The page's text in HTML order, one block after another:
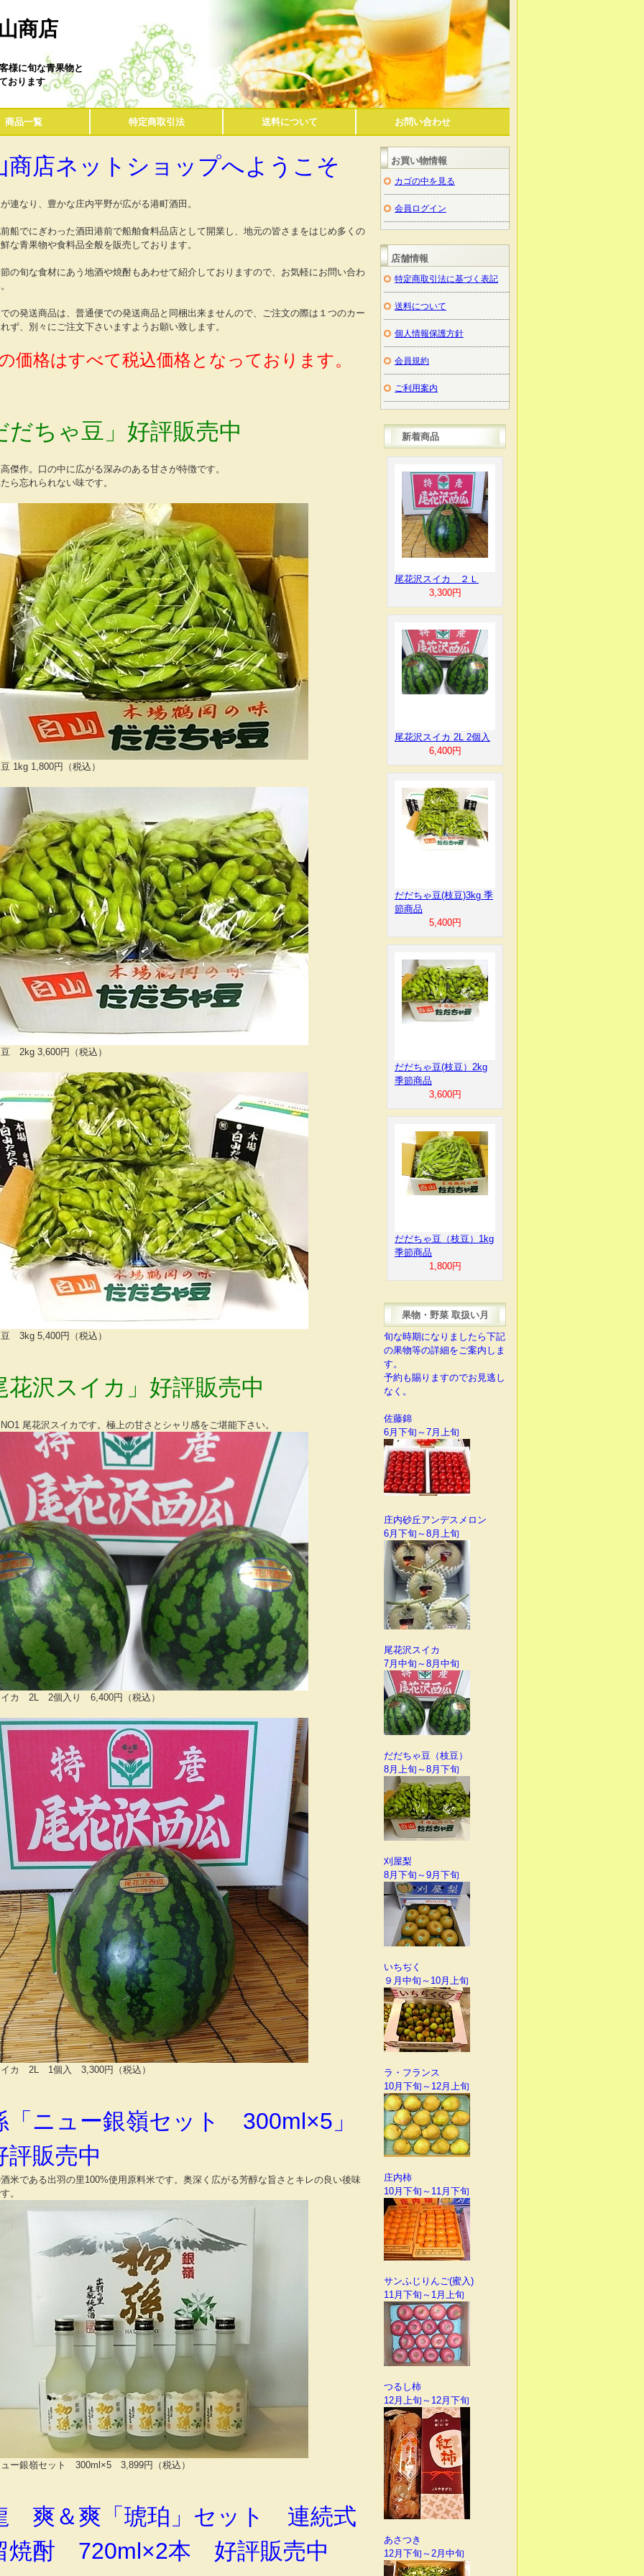
商店
様に旬な青果物と
おります
商品一覧 特定商取引法 送料について お問い合わせ
商店ネットショップへようこそ
連なり、豊かな庄内平野が広がる港町酒田。
船でにぎわった酒田港前で船舶食料品店として開業し、地元の皆さまをはじめ多くの
な青果物や食料品全般を販売しております。
の旬な食材にあう地酒や焼酎もあわせて紹介しておりますので、お気軽にお問い合わ
の発送商品は、普通便での発送商品と同梱出来ませんので、ご注文の際は１つのカー
ず、別々にご注文下さいますようお願い致します。
価格はすべて税込価格となっております。
だちゃ豆」好評販売中
傑作。口の中に広がる深みのある甘さが特徴です。
ら忘れられない味です。
1kg 1,800円（税込）
2kg 3,600円（税込）
3kg 5,400円（税込）
花沢スイカ」好評販売中
尾花沢スイカです。極上の甘さとシャリ感をご堪能下さい。
イカ 2L 2個入り 6,400円（税込）
イカ 2L 1個入 3,300円（税込）
「ニュー銀嶺セット 300ml×5」
販売中
米である出羽の里100%使用原料米です。奥深く広がる芳醇な旨さとキレの良い後味
。
ー銀嶺セット 300ml×5 3,899円（税込）
爽＆爽「琥珀」セット 連続式
焼酎 720ml×2本 好評販売中
お買い物情報
カゴの中を見る
会員ログイン
店舗情報
特定商取引法に基づく表記
送料について
個人情報保護方針
会員規約
ご利用案内
新着商品
尾花沢スイカ ２Ｌ
3,300円
尾花沢スイカ 2L 2個入
6,400円
だだちゃ豆(枝豆)3kg 季
節商品
5,400円
だだちゃ豆(枝豆）2kg
季節商品
3,600円
だだちゃ豆（枝豆）1kg
季節商品
1,800円
果物・野菜 取扱い月
旬な時期になりましたら下記
の果物等の詳細をご案内しま
す。
予約も賜りますのでお見逃し
なく。
佐藤錦
6月下旬～7月上旬
庄内砂丘アンデスメロン
6月下旬～8月上旬
尾花沢スイカ
7月中旬～8月中旬
だだちゃ豆（枝豆）
8月上旬～8月下旬
刈屋梨
8月下旬～9月下旬
いちぢく
９月中旬～10月上旬
ラ・フランス
10月下旬～12月上旬
庄内柿
10月下旬～11月下旬
サンふじりんご(蜜入)
11月下旬～1月上旬
つるし柿
12月上旬～12月下旬
あさつき
12月下旬～2月中旬